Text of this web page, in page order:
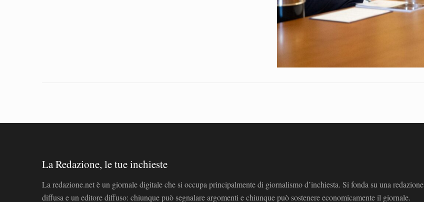
La Redazione, le tue inchieste
La redazione.net è un giornale digitale che si occupa principalmente di giornalismo d’inchiesta. Si fonda su una redazione
diffusa e un editore diffuso: chiunque può segnalare argomenti e chiunque può sostenere economicamente il giornale.